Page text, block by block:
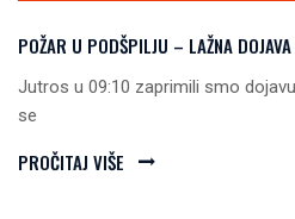
POŽAR U PODŠPILJU – LAŽNA
Jutros u 09:10 zaprimili smo
se
PROČITAJ VIŠE